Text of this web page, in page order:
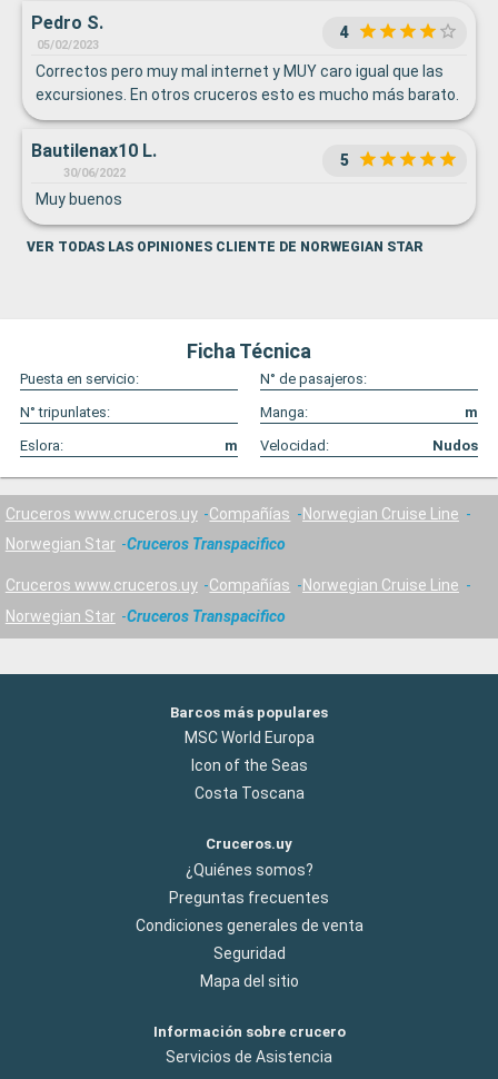
Pedro S.
05/02/2023
4
Correctos pero muy mal internet y MUY caro igual que las
excursiones. En otros cruceros esto es mucho más barato.
Bautilenax10 L.
30/06/2022
5
Muy buenos
VER TODAS LAS OPINIONES CLIENTE DE NORWEGIAN STAR
Ficha Técnica
Puesta en servicio:
N° de pasajeros:
N° tripunlates:
Manga:
m
Eslora:
m Velocidad: Nudos
Cruceros www.cruceros.uy Compañías
Norwegian Cruise Line
Norwegian Star
Cruceros Transpacifico
Cruceros www.cruceros.uy Compañías
Norwegian Cruise Line
Norwegian Star
Cruceros Transpacifico
Barcos más populares
MSC World Europa
Icon of the Seas
Costa Toscana
Cruceros.uy
¿Quiénes somos?
Preguntas frecuentes
Condiciones generales de venta
Seguridad
Mapa del sitio
Información sobre crucero
Servicios de Asistencia